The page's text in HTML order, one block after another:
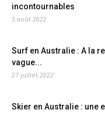
incontournables
3 août 2022
Surf en Australie : A la
vague...
27 juillet 2022
Skier en Australie : une